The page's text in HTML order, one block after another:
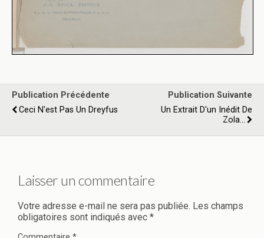
Publication Précédente
Ceci N'est Pas Un Dreyfus
Publication Suivante
Un Extrait D'un Inédit De
Zola...
Laisser un commentaire
Votre adresse e-mail ne sera pas publiée. Les champs
obligatoires sont indiqués avec *